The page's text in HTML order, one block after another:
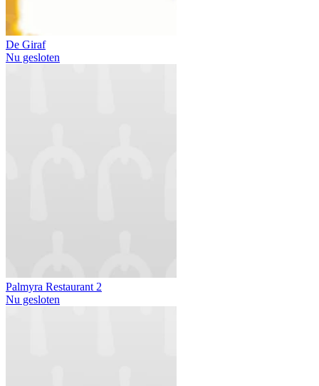
De Giraf
Nu gesloten
Palmyra Restaurant 2
Nu gesloten